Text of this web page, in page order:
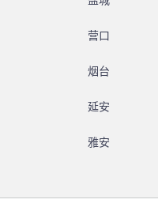
营口
烟台
延安
雅安